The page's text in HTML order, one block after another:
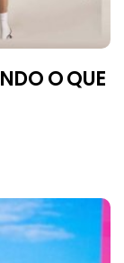
O QUE